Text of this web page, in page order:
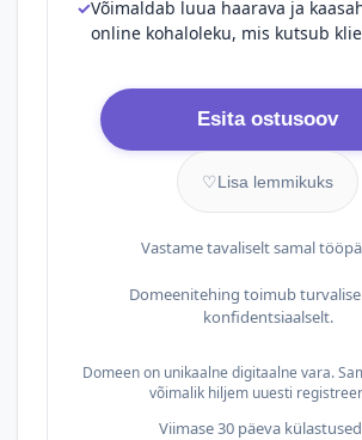
Võimaldab luua haarava ja
online kohaloleku, mis kutsub
Esita ostusoov
♡Lisa lemmikuks
Vastame tavaliselt samal
Domeenitehing toimub
konfidentsiaalselt.
Domeen on unikaalne digitaalne vara.
võimalik hiljem uuesti
Viimase 30 päeva